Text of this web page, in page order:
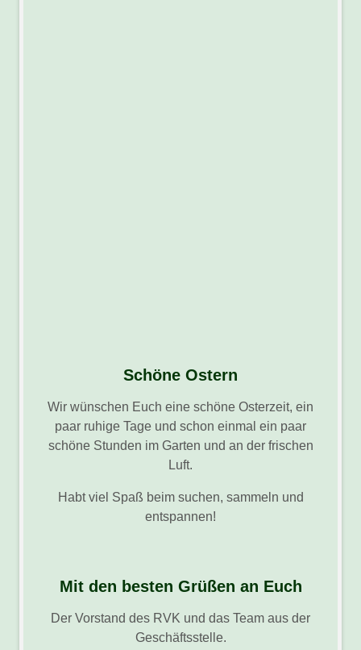
Schöne Ostern
Wir wünschen Euch eine schöne Osterzeit, ein
paar ruhige Tage und schon einmal ein paar
schöne Stunden im Garten und an der frischen
Luft.
Habt viel Spaß beim suchen, sammeln und
entspannen!
Mit den besten Grüßen an Euch
Der Vorstand des RVK und das Team aus der
Geschäftsstelle.